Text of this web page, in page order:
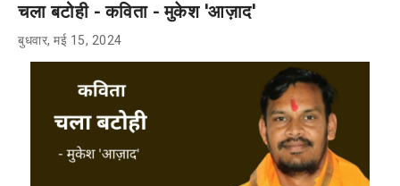
चला बटोही - कविता - मुकेश 'आज़ाद'
बुधवार, मई 15, 2024